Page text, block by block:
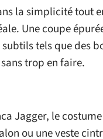
la simplicité tout
Une coupe
tels que des
trop en faire.
Jagger, le
ou une veste